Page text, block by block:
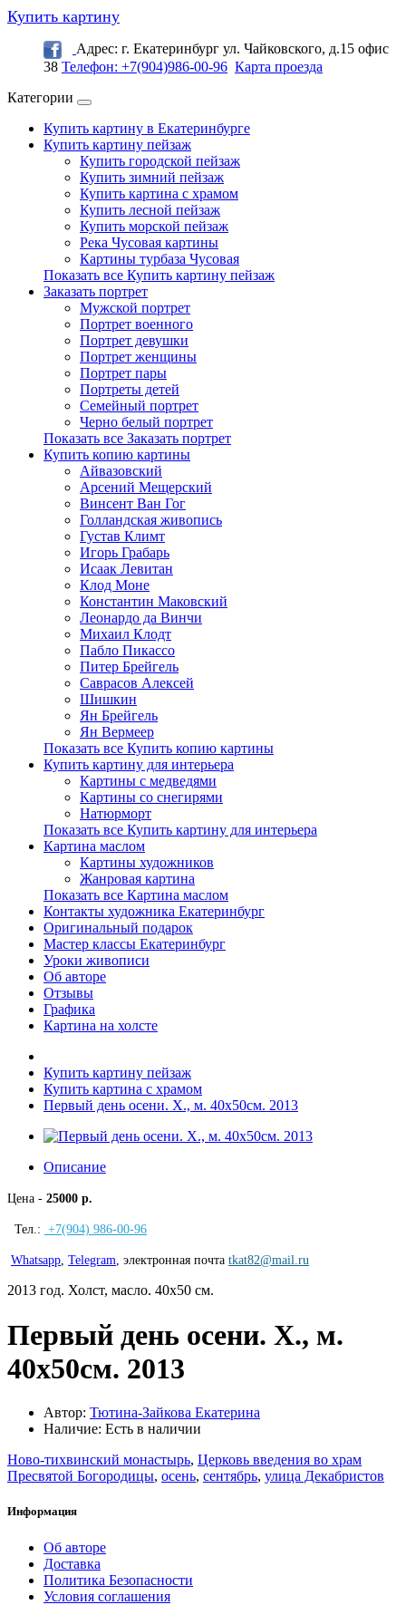
Купить картину
Адрес: г. Екатеринбург ул. Чайковского, д.15 офис
38 Телефон: +7(904)986-00-96 Карта проезда
Категории
Купить картину в Екатеринбурге
Купить картину пейзаж
Купить городской пейзаж
Купить зимний пейзаж
Купить картина с храмом
Купить лесной пейзаж
Купить морской пейзаж
Река Чусовая картины
Картины турбаза Чусовая
Показать все Купить картину пейзаж
Заказать портрет
Мужской портрет
Портрет военного
Портрет девушки
Портрет женщины
Портрет пары
Портреты детей
Семейный портрет
Черно белый портрет
Показать все Заказать портрет
Купить копию картины
Айвазовский
Арсений Мещерский
Винсент Ван Гог
Голландская живопись
Густав Климт
Игорь Грабарь
Исаак Левитан
Клод Моне
Константин Маковский
Леонардо да Винчи
Михаил Клодт
Пабло Пикассо
Питер Брейгель
Саврасов Алексей
Шишкин
Ян Брейгель
Ян Вермеер
Показать все Купить копию картины
Купить картину для интерьера
Картины с медведями
Картины со снегирями
Натюрморт
Показать все Купить картину для интерьера
Картина маслом
Картины художников
Жанровая картина
Показать все Картина маслом
Контакты художника Екатеринбург
Оригинальный подарок
Мастер классы Екатеринбург
Уроки живописи
Об авторе
Отзывы
Графика
Картина на холсте
Купить картину пейзаж
Купить картина с храмом
Первый день осени. Х., м. 40х50см. 2013
Описание
Цена - 25000 р.
Тел.: +7(904) 986-00-96
Whatsapp, Telegram, электронная почта tkat82@mail.ru
2013 год. Холст, масло. 40х50 см.
Первый день осени. Х., м.
40х50см. 2013
Автор: Тютина-Зайкова Екатерина
Наличие: Есть в наличии
Ново-тихвинский монастырь, Церковь введения во храм
Пресвятой Богородицы, осень, сентябрь, улица Декабристов
Информация
Об авторе
Доставка
Политика Безопасности
Условия соглашения